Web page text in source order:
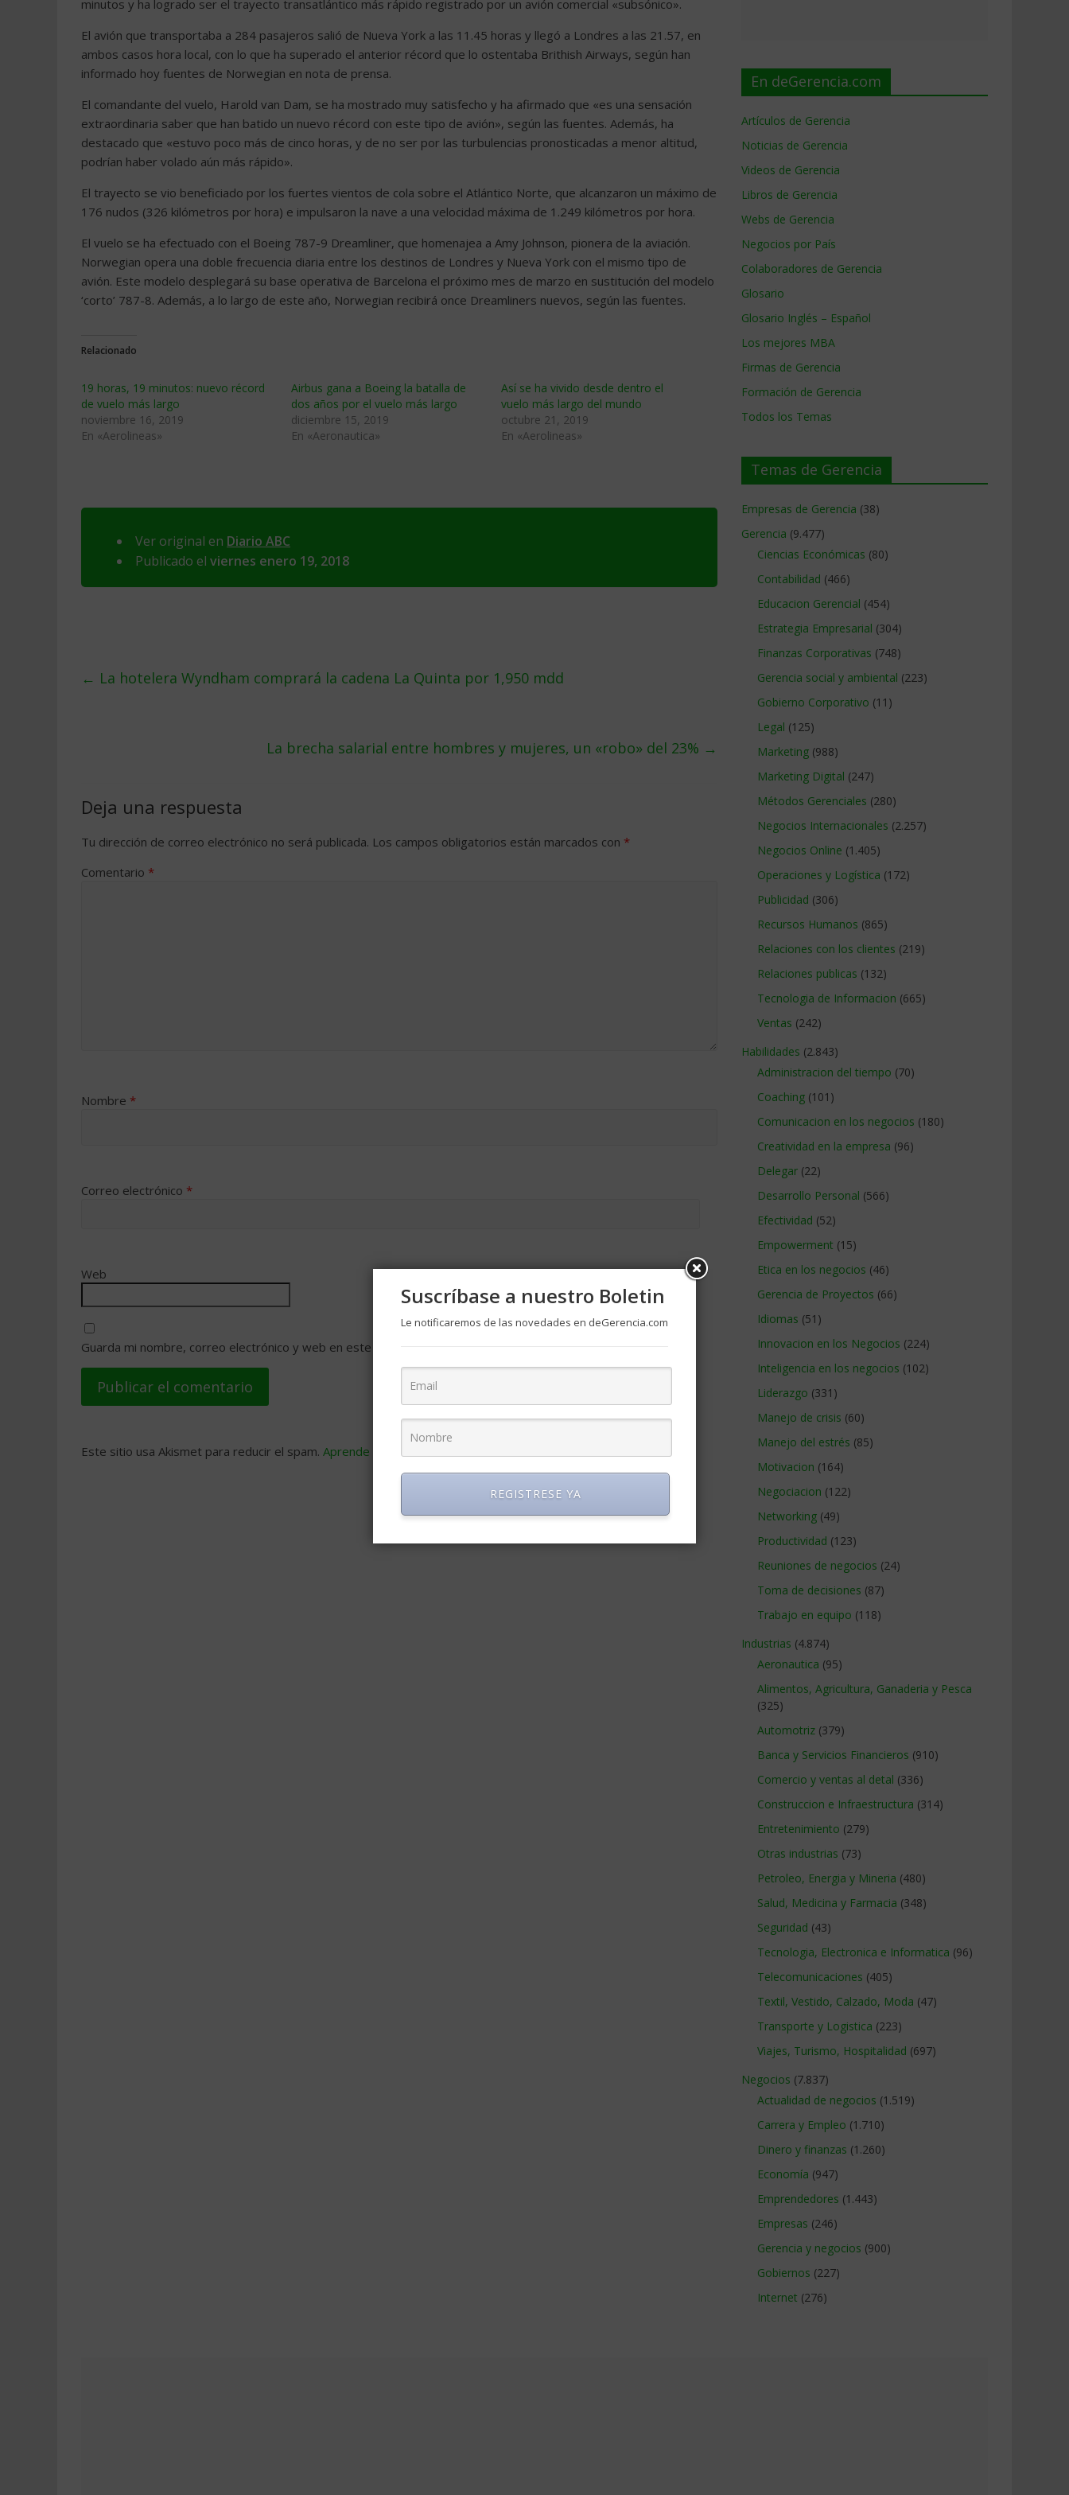
minutos y ha logrado ser el trayecto transatlántico más rápido registrado por un avión comercial «subsónico».
El avión que transportaba a 284 pasajeros salió de Nueva York a las 11.45 horas y llegó a Londres a las 21.57, en
ambos casos hora local, con lo que ha superado el anterior récord que lo ostentaba Brithish Airways, según han
informado hoy fuentes de Norwegian en nota de prensa.
El comandante del vuelo, Harold van Dam, se ha mostrado muy satisfecho y ha afirmado que «es una sensación
extraordinaria saber que han batido un nuevo récord con este tipo de avión», según las fuentes. Además, ha
destacado que «estuvo poco más de cinco horas, y de no ser por las turbulencias pronosticadas a menor altitud,
podrían haber volado aún más rápido».
El trayecto se vio beneficiado por los fuertes vientos de cola sobre el Atlántico Norte, que alcanzaron un máximo de
176 nudos (326 kilómetros por hora) e impulsaron la nave a una velocidad máxima de 1.249 kilómetros por hora.
El vuelo se ha efectuado con el Boeing 787-9 Dreamliner, que homenajea a Amy Johnson, pionera de la aviación.
Norwegian opera una doble frecuencia diaria entre los destinos de Londres y Nueva York con el mismo tipo de
avión. Este modelo desplegará su base operativa de Barcelona el próximo mes de marzo en sustitución del modelo
‘corto’ 787-8. Además, a lo largo de este año, Norwegian recibirá once Dreamliners nuevos, según las fuentes.
Relacionado
19 horas, 19 minutos: nuevo récord
de vuelo más largo
noviembre 16, 2019
En «Aerolineas»
Airbus gana a Boeing la batalla de
dos años por el vuelo más largo
diciembre 15, 2019
En «Aeronautica»
Así se ha vivido desde dentro el
vuelo más largo del mundo
octubre 21, 2019
En «Aerolineas»
Ver original en Diario ABC
Publicado el viernes enero 19, 2018
← La hotelera Wyndham comprará la cadena La Quinta por 1,950 mdd
La brecha salarial entre hombres y mujeres, un «robo» del 23% →
Deja una respuesta
Tu dirección de correo electrónico no será publicada. Los campos obligatorios están marcados con *
Comentario *
Nombre *
Correo electrónico *
Web
Guarda mi nombre, correo electrónico y web en este navegador para la próxima vez que comente.
Este sitio usa Akismet para reducir el spam. Aprende cómo se procesan los datos de tus comentarios
En deGerencia.com
Artículos de Gerencia
Noticias de Gerencia
Videos de Gerencia
Libros de Gerencia
Webs de Gerencia
Negocios por País
Colaboradores de Gerencia
Glosario
Glosario Inglés – Español
Los mejores MBA
Firmas de Gerencia
Formación de Gerencia
Todos los Temas
Temas de Gerencia
Empresas de Gerencia (38)
Gerencia (9.477)
Ciencias Económicas (80)
Contabilidad (466)
Educacion Gerencial (454)
Estrategia Empresarial (304)
Finanzas Corporativas (748)
Gerencia social y ambiental (223)
Gobierno Corporativo (11)
Legal (125)
Marketing (988)
Marketing Digital (247)
Métodos Gerenciales (280)
Negocios Internacionales (2.257)
Negocios Online (1.405)
Operaciones y Logística (172)
Publicidad (306)
Recursos Humanos (865)
Relaciones con los clientes (219)
Relaciones publicas (132)
Tecnologia de Informacion (665)
Ventas (242)
Habilidades (2.843)
Administracion del tiempo (70)
Coaching (101)
Comunicacion en los negocios (180)
Creatividad en la empresa (96)
Delegar (22)
Desarrollo Personal (566)
Efectividad (52)
Empowerment (15)
Etica en los negocios (46)
Gerencia de Proyectos (66)
Idiomas (51)
Innovacion en los Negocios (224)
Inteligencia en los negocios (102)
Liderazgo (331)
Manejo de crisis (60)
Manejo del estrés (85)
Motivacion (164)
Negociacion (122)
Networking (49)
Productividad (123)
Reuniones de negocios (24)
Toma de decisiones (87)
Trabajo en equipo (118)
Industrias (4.874)
Aeronautica (95)
Alimentos, Agricultura, Ganaderia y Pesca
(325)
Automotriz (379)
Banca y Servicios Financieros (910)
Comercio y ventas al detal (336)
Construccion e Infraestructura (314)
Entretenimiento (279)
Otras industrias (73)
Petroleo, Energia y Mineria (480)
Salud, Medicina y Farmacia (348)
Seguridad (43)
Tecnologia, Electronica e Informatica (96)
Telecomunicaciones (405)
Textil, Vestido, Calzado, Moda (47)
Transporte y Logistica (223)
Viajes, Turismo, Hospitalidad (697)
Negocios (7.837)
Actualidad de negocios (1.519)
Carrera y Empleo (1.710)
Dinero y finanzas (1.260)
Economía (947)
Emprendedores (1.443)
Empresas (246)
Gerencia y negocios (900)
Gobiernos (227)
Internet (276)
Suscríbase a nuestro Boletin
Le notificaremos de las novedades en deGerencia.com
REGISTRESE YA